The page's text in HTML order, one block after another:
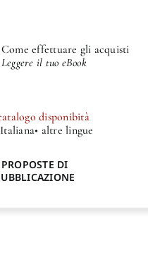
Come effettuare gli acquisti
Leggere il tuo eBook
disponibità
• altre lingue
PROPOSTE DI